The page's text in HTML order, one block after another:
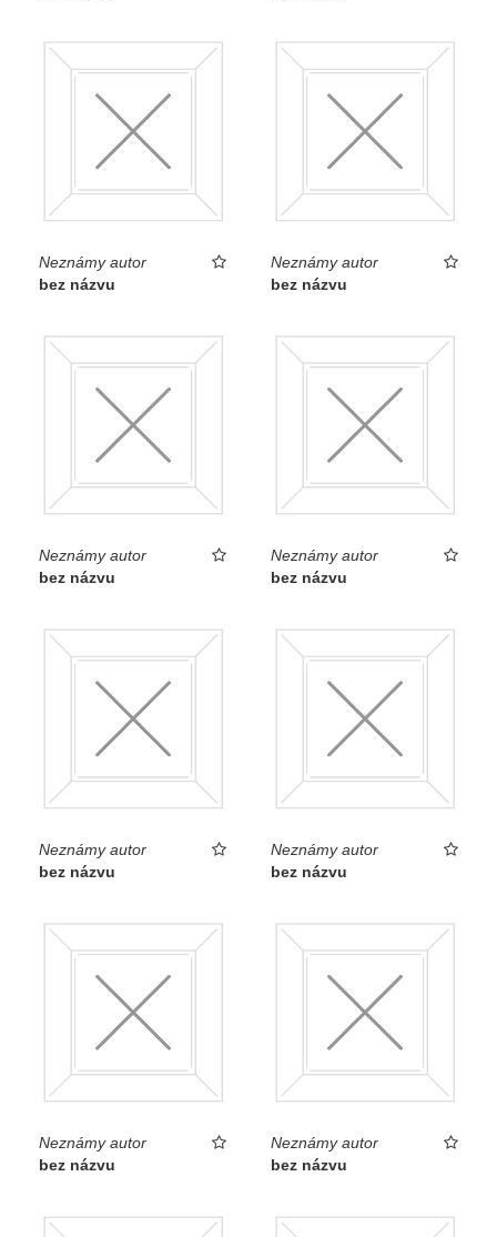
Neznámy autor
bez názvu
Neznámy autor
bez názvu
Neznámy autor
bez názvu
Neznámy autor
bez názvu
Neznámy autor
bez názvu
Neznámy autor
bez názvu
Neznámy autor
bez názvu
Neznámy autor
bez názvu